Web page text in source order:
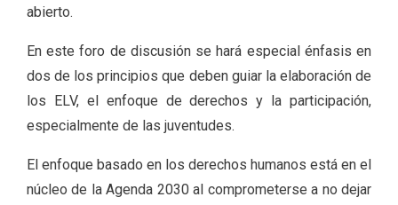
abierto.
En este foro de discusión se hará especial énfasis en
dos de los principios que deben guiar la elaboración de
los ELV, el enfoque de derechos y la participación,
especialmente de las juventudes.
El enfoque basado en los derechos humanos está en el
núcleo de la Agenda 2030 al comprometerse a no dejar